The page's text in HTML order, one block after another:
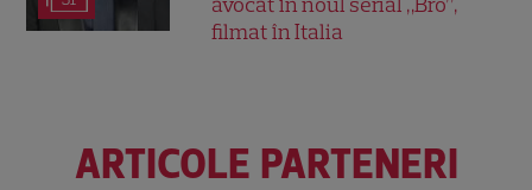
avocat în noul serial „Bro”,
filmat în Italia
ARTICOLE PARTENERI